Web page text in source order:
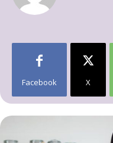
Facebook X